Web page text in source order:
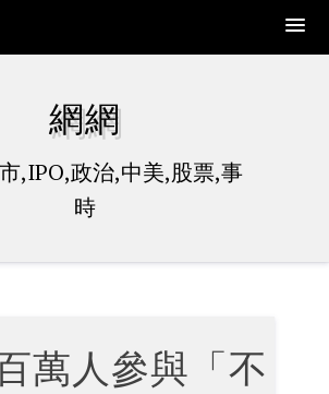
網網
,IPO,政治,中美,股票,事
時
萬人參與「不